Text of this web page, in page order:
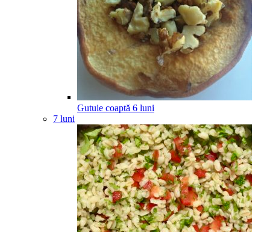
Gutuie coaptă 6 luni
7 luni